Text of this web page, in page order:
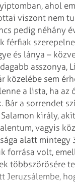
ahol
viszont nem
pedig néhány
férfiak
és lánya –
asszonya,
közelébe sem
a lista, ha az
Bár a sorrendet
király,
vagyis
alatt mintegy
forrása volt,
többszörösére
Jeruzsálembe,